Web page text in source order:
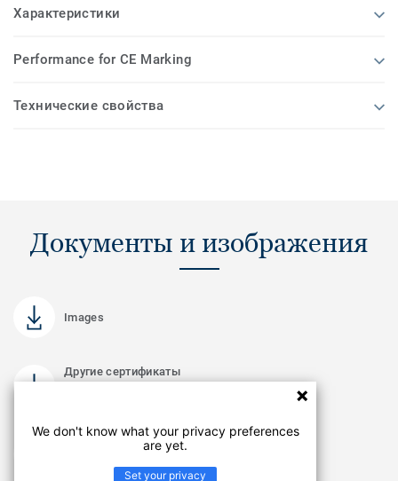
Характеристики
Performance for CE Marking
Технические свойства
Документы и изображения
Images
Другие сертификаты
Другие сертификаты
We don't know what your privacy preferences
are yet.
Set your privacy